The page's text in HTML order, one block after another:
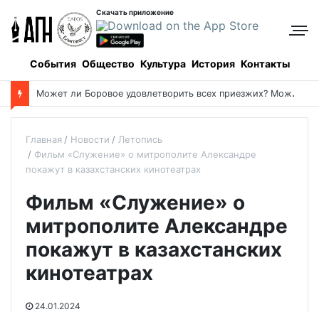
Скачать приложение
События Общество Культура История Контакты
Может ли Боровое удовлетворить всех приезжих? Может!
Главная Новости
Летопись
Фильм «Служение» о митрополите Александре
покажут в казахстанских кинотеатрах
Фильм «Служение» о
митрополите Александре
покажут в казахстанских
кинотеатрах
24.01.2024